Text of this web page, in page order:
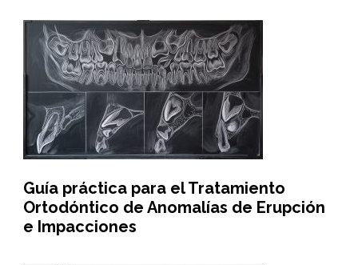
Guía práctica para el Tratamiento
Ortodóntico de Anomalías de Erupción
e Impacciones